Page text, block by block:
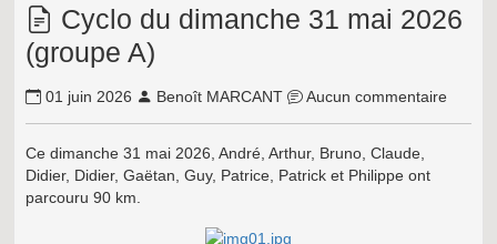
Cyclo du dimanche 31 mai 2026
(groupe A)
01 juin 2026 Benoît MARCANT Aucun commentaire
Ce dimanche 31 mai 2026, André, Arthur, Bruno, Claude,
Didier, Didier, Gaëtan, Guy, Patrice, Patrick et Philippe ont
parcouru 90 km.